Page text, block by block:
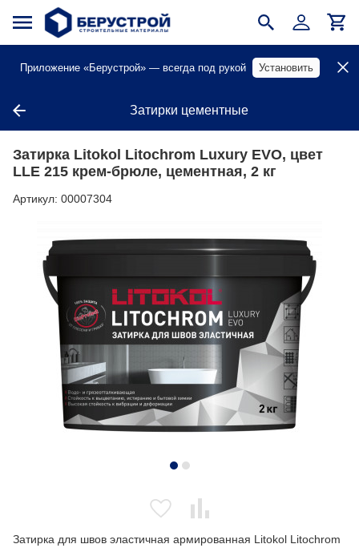
Приложение «Берустрой» — всегда под рукой Установить
Затирки цементные
Затирка Litokol Litochrom Luxury EVO, цвет
LLE 215 крем-брюле, цементная, 2 кг
Артикул: 00007304
Затирка для швов эластичная армированная Litokol Litochrom